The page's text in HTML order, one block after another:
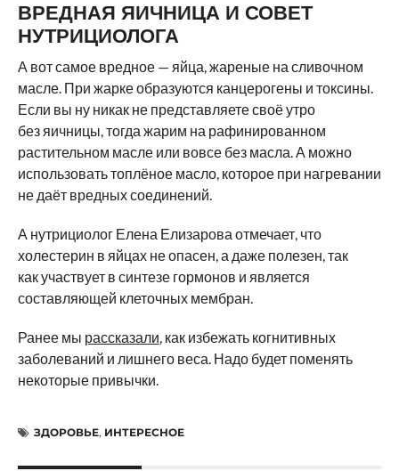
ВРЕДНАЯ ЯИЧНИЦА И СОВЕТ
НУТРИЦИОЛОГА
А вот самое вредное — яйца, жареные на сливочном
масле. При жарке образуются канцерогены и токсины.
Если вы ну никак не представляете своё утро
без яичницы, тогда жарим на рафинированном
растительном масле или вовсе без масла. А можно
использовать топлёное масло, которое при нагревании
не даёт вредных соединений.
А нутрициолог Елена Елизарова отмечает, что
холестерин в яйцах не опасен, а даже полезен, так
как участвует в синтезе гормонов и является
составляющей клеточных мембран.
Ранее мы рассказали, как избежать когнитивных
заболеваний и лишнего веса. Надо будет поменять
некоторые привычки.
ЗДОРОВЬЕ, ИНТЕРЕСНОЕ